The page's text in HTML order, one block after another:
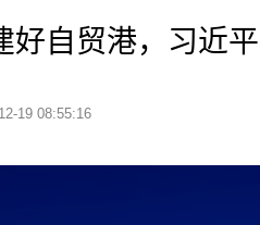
好自贸港，习近
19 08:55:16